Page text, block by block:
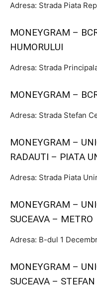
Adresa: Strada Piata
MONEYGRAM –
HUMORULUI
Adresa: Strada
MONEYGRAM –
Adresa: Strada Stefan
MONEYGRAM –
RADAUTI – PIATA
Adresa: Strada Piata
MONEYGRAM –
SUCEAVA – METRO
Adresa: B-dul 1
MONEYGRAM –
SUCEAVA –